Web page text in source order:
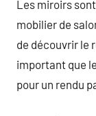
Les miroirs
mobilier de
de découvrir le
important que
pour un rendu